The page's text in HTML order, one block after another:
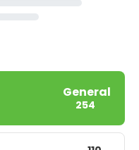
General
254